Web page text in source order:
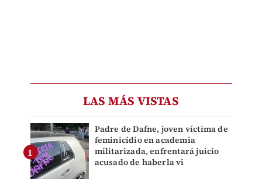
LAS MÁS VISTAS
Padre de Dafne, joven víctima de
feminicidio en academia
militarizada, enfrentará juicio
acusado de haberla vi